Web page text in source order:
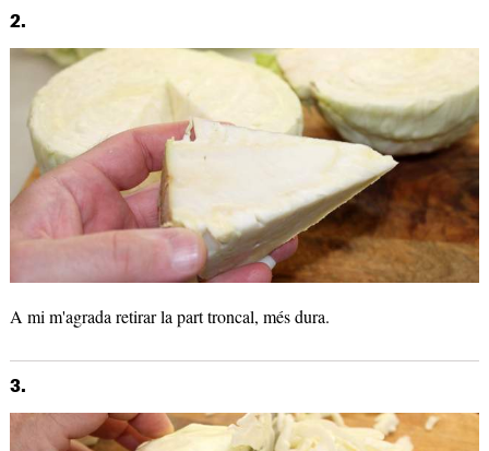
2.
A mi m'agrada retirar la part troncal, més dura.
3.